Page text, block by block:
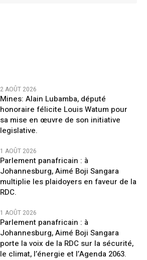
2 AOÛT 2026
Mines: Alain Lubamba, député
honoraire félicite Louis Watum pour
sa mise en œuvre de son initiative
legislative.
1 AOÛT 2026
Parlement panafricain : à
Johannesburg, Aimé Boji Sangara
multiplie les plaidoyers en faveur de la
RDC.
1 AOÛT 2026
Parlement panafricain : à
Johannesburg, Aimé Boji Sangara
porte la voix de la RDC sur la sécurité,
le climat, l’énergie et l’Agenda 2063.